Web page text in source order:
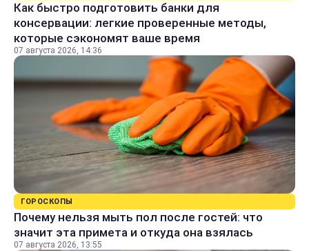
Как быстро подготовить банки для
консервации: легкие проверенные методы,
которые сэкономят ваше время
07 августа 2026, 14:36
ГОРОСКОПЫ
Почему нельзя мыть пол после гостей: что
значит эта примета и откуда она взялась
07 августа 2026, 13:55